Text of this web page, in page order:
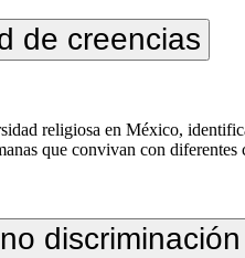
de creencias
religiosa en México,
que convivan con
discriminación